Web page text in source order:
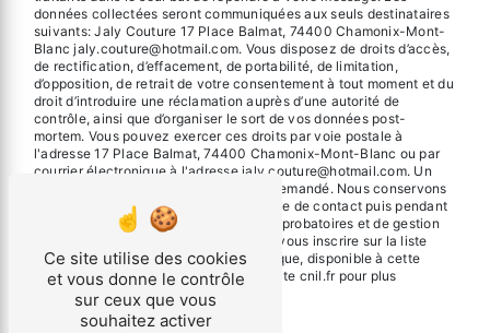
données collectées seront communiquées aux seuls destinataires
suivants: Jaly Couture 17 Place Balmat, 74400 Chamonix-Mont-
Blanc jaly.couture@hotmail.com. Vous disposez de droits d’accès,
de rectification, d’effacement, de portabilité, de limitation,
d’opposition, de retrait de votre consentement à tout moment et du
droit d’introduire une réclamation auprès d’une autorité de
contrôle, ainsi que d’organiser le sort de vos données post-
mortem. Vous pouvez exercer ces droits par voie postale à
l'adresse 17 Place Balmat, 74400 Chamonix-Mont-Blanc ou par
courrier électronique à l'adresse jaly.couture@hotmail.com. Un
justificatif d'identité pourra vous être demandé. Nous conservons
vos données pendant la période de prise de contact puis pendant
la durée de prescription légale aux fins probatoires et de gestion
des contentieux. Vous avez le droit de vous inscrire sur la liste
d'opposition au démarchage téléphonique, disponible à cette
adresse: Bloctel.gouv.fr. Consultez le site cnil.fr pour plus
d’informations sur vos droits.
Ce site utilise des cookies
et vous donne le contrôle
sur ceux que vous
souhaitez activer